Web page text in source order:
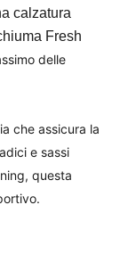
calzatura
Fresh
delle
che assicura la
e sassi
questa